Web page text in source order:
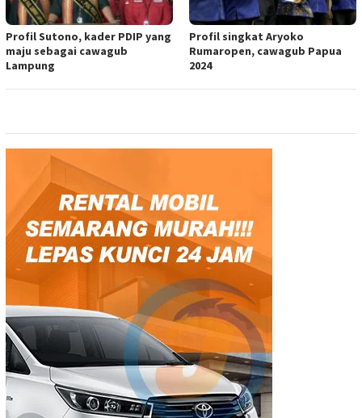
Profil Sutono, kader PDIP yang
maju sebagai cawagub
Lampung
Profil singkat Aryoko
Rumaropen, cawagub Papua
2024